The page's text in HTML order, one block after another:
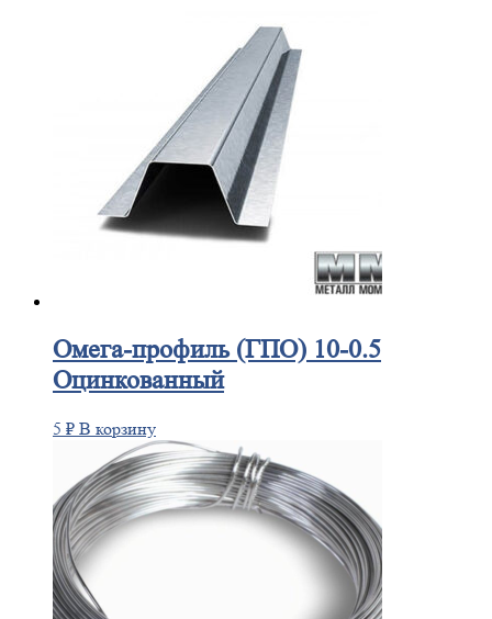
Омега-профиль(ГПО) 10-0.5
Оцинкованный
5 ₽ В корзину